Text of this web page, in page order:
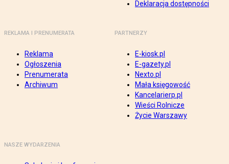
Deklaracja dostępności
REKLAMA I PRENUMERATA
Reklama
Ogłoszenia
Prenumerata
Archiwum
PARTNERZY
E-kiosk.pl
E-gazety.pl
Nexto.pl
Mała księgowość
Kancelarierp.pl
Wieści Rolnicze
Życie Warszawy
NASZE WYDARZENIA